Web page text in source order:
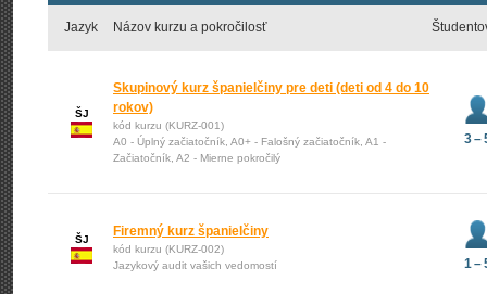
Jazyk Názov kurzu a pokročilosť
ŠJ
Skupinový kurz španielčiny pre deti (deti od 4 do 10
rokov)
kód kurzu (KURZ-001)
A0 - Úplný začiatočník, A0+ - Falošný začiatočník, A1 -
Začiatočník, A2 - Mierne pokročilý
3 –
ŠJ
Firemný kurz španielčiny
kód kurzu (KURZ-002)
Jazykový audit vašich vedomostí
1 –